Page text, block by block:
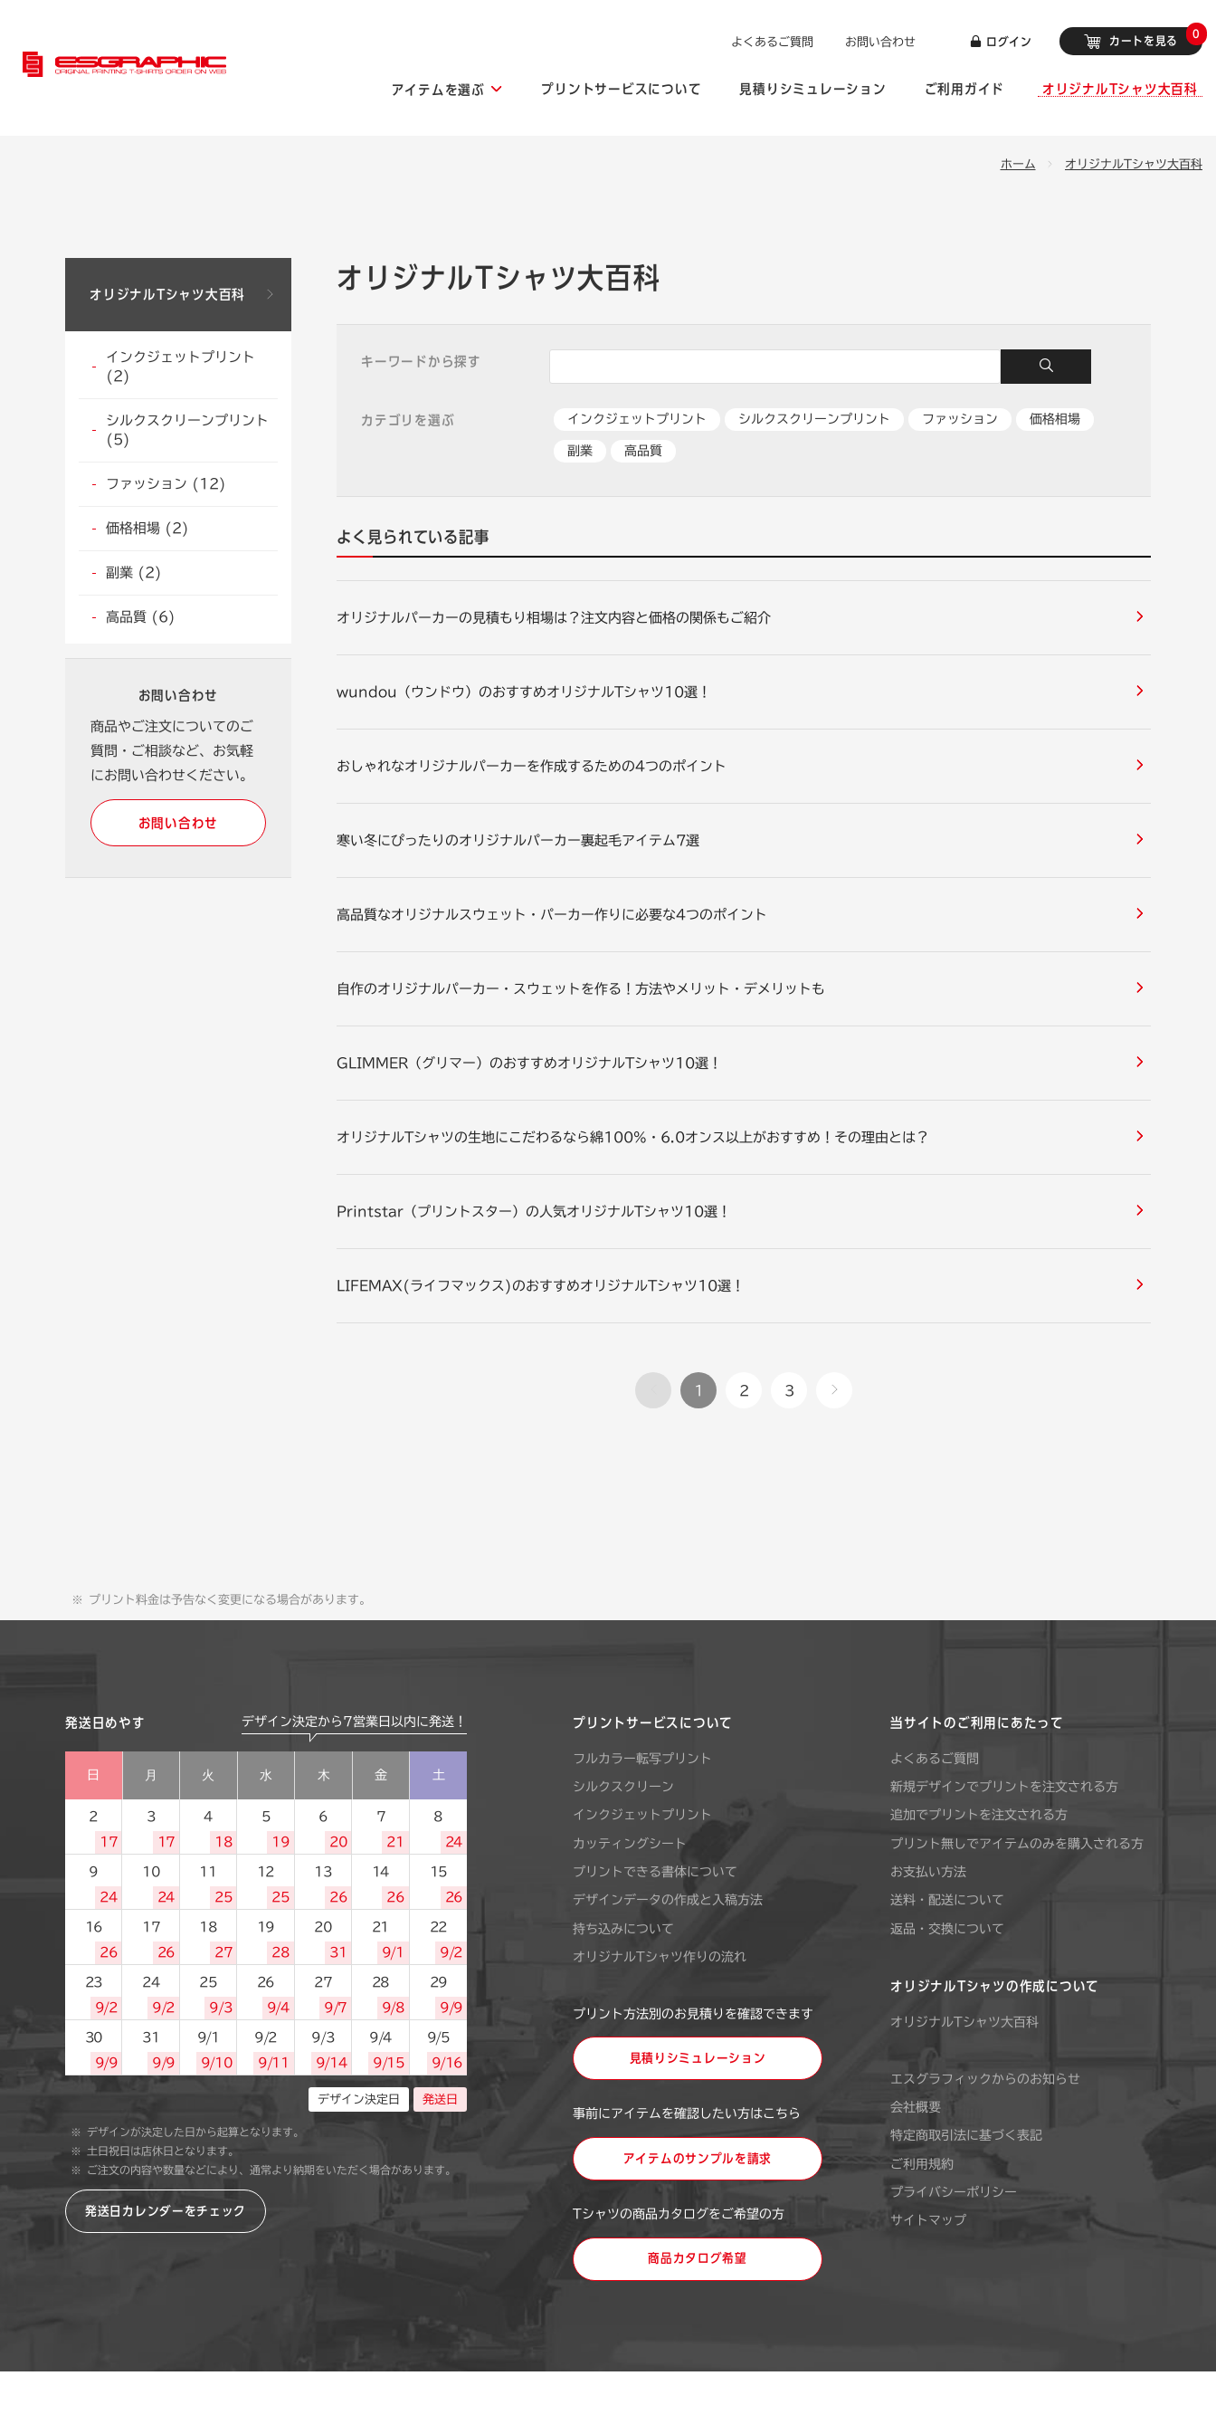
よくあるご質問 お問い合わせ ログイン カートを見る
0
アイテムを選ぶ プリントサービスについて 見積りシミュレーション ご利用ガイド オリジナルTシャツ大百科
ホーム オリジナルTシャツ大百科
オリジナルTシャツ大百科
キーワードから探す
カテゴリを選ぶ インクジェットプリント シルクスクリーンプリント ファッション 価格相場
副業 高品質
よく見られている記事
オリジナルパーカーの見積もり相場は？注文内容と価格の関係もご紹介
wundou（ウンドウ）のおすすめオリジナルTシャツ10選！
おしゃれなオリジナルパーカーを作成するための4つのポイント
寒い冬にぴったりのオリジナルパーカー裏起毛アイテム7選
高品質なオリジナルスウェット・パーカー作りに必要な4つのポイント
自作のオリジナルパーカー・スウェットを作る！方法やメリット・デメリットも
GLIMMER（グリマー）のおすすめオリジナルTシャツ10選！
オリジナルTシャツの生地にこだわるなら綿100%・6.0オンス以上がおすすめ！その理由とは？
Printstar（プリントスター）の人気オリジナルTシャツ10選！
LIFEMAX(ライフマックス)のおすすめオリジナルTシャツ10選！
1 2 3
オリジナルTシャツ大百科
インクジェットプリント
(2)
シルクスクリーンプリント
(5)
ファッション (12)
価格相場 (2)
副業 (2)
高品質 (6)
お問い合わせ
商品やご注文についてのご
質問・ご相談など、お気軽
にお問い合わせください。
お問い合わせ
プリント料金は予告なく変更になる場合があります。
発送日めやす デザイン決定から7営業日以内に発送！
日 月 火 水 木 金 土
2
17
3
17
4
18
5
19
6
20
7
21
8
24
9
24
10
24
11
25
12
25
13
26
14
26
15
26
16
26
17
26
18
27
19
28
20
31
21
9/1
22
9/2
23
9/2
24
9/2
25
9/3
26
9/4
27
9/7
28
9/8
29
9/9
30
9/9
31
9/9
9/1
9/10
9/2
9/11
9/3
9/14
9/4
9/15
9/5
9/16
デザイン決定日 発送日
デザインが決定した日から起算となります。
土日祝日は店休日となります。
ご注文の内容や数量などにより、通常より納期をいただく場合があります。
発送日カレンダーをチェック
プリントサービスについて
フルカラー転写プリント
シルクスクリーン
インクジェットプリント
カッティングシート
プリントできる書体について
デザインデータの作成と入稿方法
持ち込みについて
オリジナルTシャツ作りの流れ
プリント方法別のお見積りを確認できます
見積りシミュレーション
事前にアイテムを確認したい方はこちら
アイテムのサンプルを請求
Tシャツの商品カタログをご希望の方
商品カタログ希望
当サイトのご利用にあたって
よくあるご質問
新規デザインでプリントを注文される方
追加でプリントを注文される方
プリント無しでアイテムのみを購入される方
お支払い方法
送料・配送について
返品・交換について
オリジナルTシャツの作成について
オリジナルTシャツ大百科
エスグラフィックからのお知らせ
会社概要
特定商取引法に基づく表記
ご利用規約
プライバシーポリシー
サイトマップ